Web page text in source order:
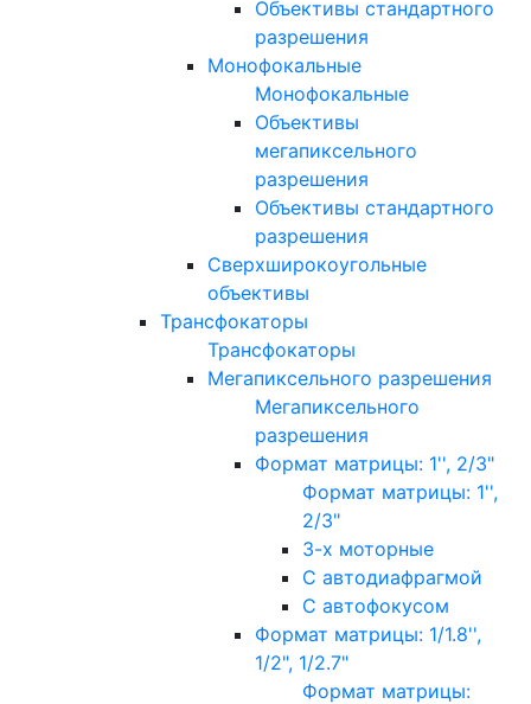
Объективы стандартного
разрешения
Монофокальные
Монофокальные
Объективы
мегапиксельного
разрешения
Объективы стандартного
разрешения
Сверхширокоугольные
объективы
Трансфокаторы
Трансфокаторы
Мегапиксельного разрешения
Мегапиксельного
разрешения
Формат матрицы: 1'', 2/3"
Формат матрицы: 1'',
2/3"
3-х моторные
С автодиафрагмой
С автофокусом
Формат матрицы: 1/1.8'',
1/2", 1/2.7"
Формат матрицы: